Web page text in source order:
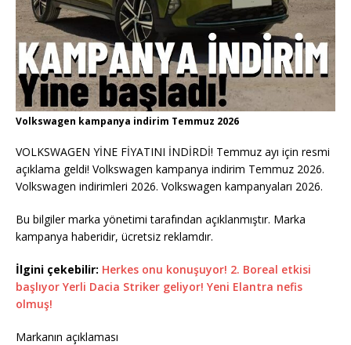
Volkswagen kampanya indirim Temmuz 2026
VOLKSWAGEN YİNE FİYATINI İNDİRDİ! Temmuz ayı için resmi
açıklama geldi! Volkswagen kampanya indirim Temmuz 2026.
Volkswagen indirimleri 2026. Volkswagen kampanyaları 2026.
Bu bilgiler marka yönetimi tarafından açıklanmıştır. Marka
kampanya haberidir, ücretsiz reklamdır.
İlgini çekebilir: Herkes onu konuşuyor! 2. Boreal etkisi
başlıyor Yerli Dacia Striker geliyor! Yeni Elantra nefis
olmuş!
Markanın açıklaması